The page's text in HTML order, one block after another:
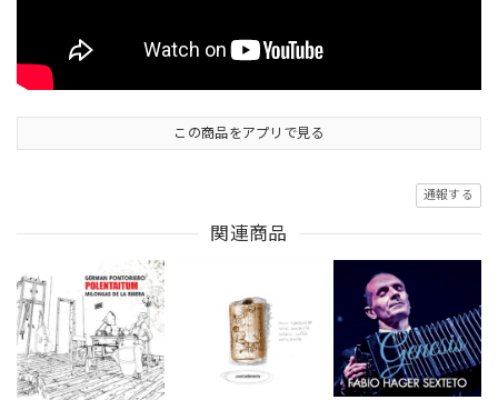
この商品をアプリで見る
通報する
関連商品